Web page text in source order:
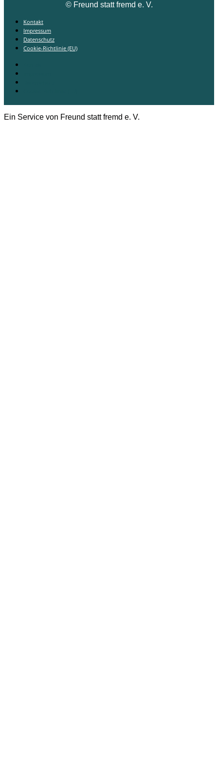
©Freund statt fremd e. V.
Kontakt
Impressum
Datenschutz
Cookie-Richtlinie (EU)
Ein Service von Freund statt fremd e. V.